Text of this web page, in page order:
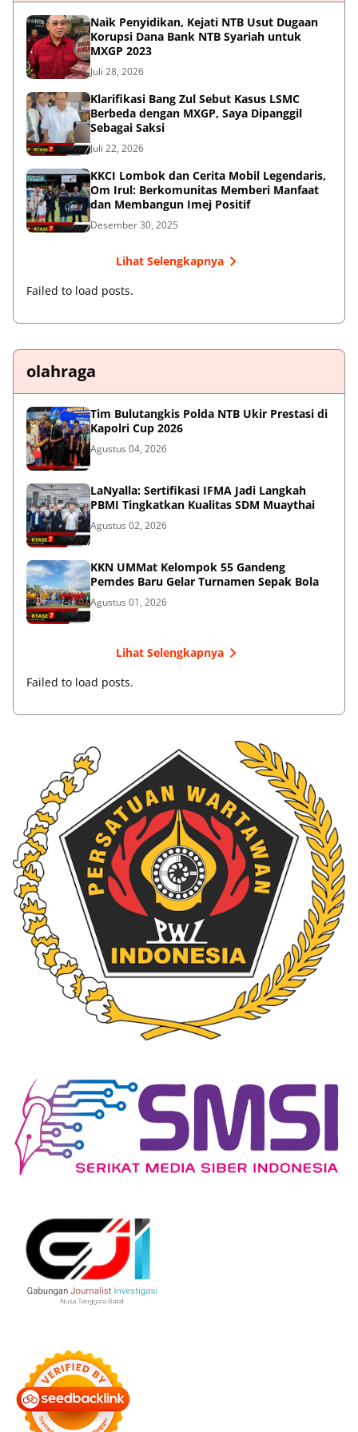
Naik Penyidikan, Kejati NTB Usut Dugaan
Korupsi Dana Bank NTB Syariah untuk
MXGP 2023
Juli 28, 2026
Klarifikasi Bang Zul Sebut Kasus LSMC
Berbeda dengan MXGP, Saya Dipanggil
Sebagai Saksi
Juli 22, 2026
KKCI Lombok dan Cerita Mobil Legendaris,
Om Irul: Berkomunitas Memberi Manfaat
dan Membangun Imej Positif
Desember 30, 2025
Lihat Selengkapnya
Failed to load posts.
olahraga
Tim Bulutangkis Polda NTB Ukir Prestasi di
Kapolri Cup 2026
Agustus 04, 2026
LaNyalla: Sertifikasi IFMA Jadi Langkah
PBMI Tingkatkan Kualitas SDM Muaythai
Agustus 02, 2026
KKN UMMat Kelompok 55 Gandeng
Pemdes Baru Gelar Turnamen Sepak Bola
Agustus 01, 2026
Lihat Selengkapnya
Failed to load posts.